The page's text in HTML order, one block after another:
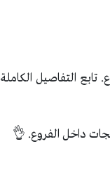
التفاصيل الكاملة
داخل الفروع. 👌